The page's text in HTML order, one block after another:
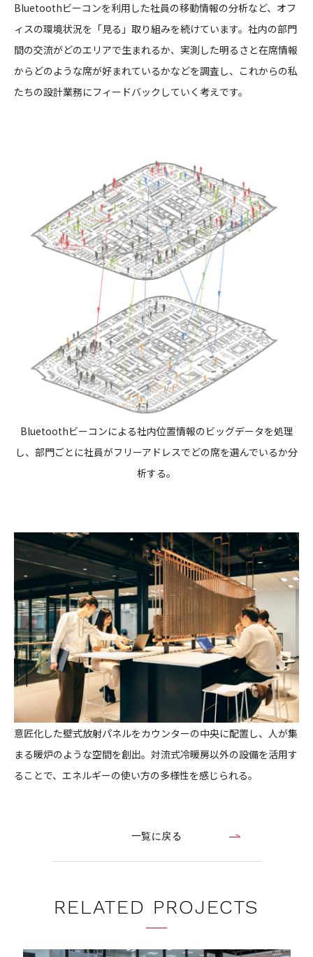
Bluetoothビーコンを利用した社員の移動情報の分析など、オフ
ィスの環境状況を「見る」取り組みを続けています。社内の部門
間の交流がどのエリアで生まれるか、実測した明るさと在席情報
からどのような席が好まれているかなどを調査し、これからの私
たちの設計業務にフィードバックしていく考えです。
Bluetoothビーコンによる社内位置情報のビッグデータを処理
し、部門ごとに社員がフリーアドレスでどの席を選んでいるか分
析する。
意匠化した壁式放射パネルをカウンターの中央に配置し、人が集
まる暖炉のような空間を創出。対流式冷暖房以外の設備を活用す
ることで、エネルギーの使い方の多様性を感じられる。
一覧に戻る
RELATED PROJECTS